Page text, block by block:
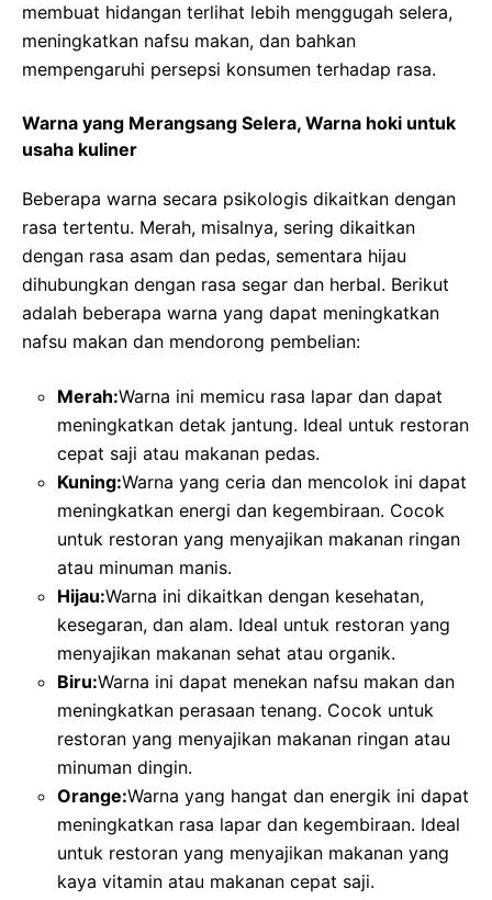
membuat hidangan terlihat lebih menggugah selera,
meningkatkan nafsu makan, dan bahkan
mempengaruhi persepsi konsumen terhadap rasa.
Warna yang Merangsang Selera, Warna hoki untuk
usaha kuliner
Beberapa warna secara psikologis dikaitkan dengan
rasa tertentu. Merah, misalnya, sering dikaitkan
dengan rasa asam dan pedas, sementara hijau
dihubungkan dengan rasa segar dan herbal. Berikut
adalah beberapa warna yang dapat meningkatkan
nafsu makan dan mendorong pembelian:
Merah:Warna ini memicu rasa lapar dan dapat
meningkatkan detak jantung. Ideal untuk restoran
cepat saji atau makanan pedas.
Kuning:Warna yang ceria dan mencolok ini dapat
meningkatkan energi dan kegembiraan. Cocok
untuk restoran yang menyajikan makanan ringan
atau minuman manis.
Hijau:Warna ini dikaitkan dengan kesehatan,
kesegaran, dan alam. Ideal untuk restoran yang
menyajikan makanan sehat atau organik.
Biru:Warna ini dapat menekan nafsu makan dan
meningkatkan perasaan tenang. Cocok untuk
restoran yang menyajikan makanan ringan atau
minuman dingin.
Orange:Warna yang hangat dan energik ini dapat
meningkatkan rasa lapar dan kegembiraan. Ideal
untuk restoran yang menyajikan makanan yang
kaya vitamin atau makanan cepat saji.